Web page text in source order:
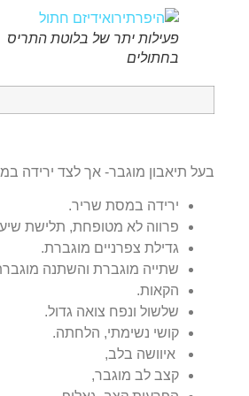
פעילות יתר של בלוטת התריס
בחתולים
בעל תיאבון מוגבר- אך לצד ירידה
ירידה במסת שריר.
פרווה לא מטופחת, תלישת
גדילת צפרניים מוגברת.
שתייה מוגברת והשתנה
הקאות.
שלשול ונפח צואה גדול.
קושי נשימתי, הלחתה.
איוושה בלב,
קצב לב מוגבר,